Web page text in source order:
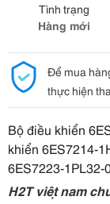
Tình trạng
Hàng mới
Để mua
thực hiện
Bộ điều khiển
khiển 6ES7214-
6ES7223-1PL32-
H2T việt nam